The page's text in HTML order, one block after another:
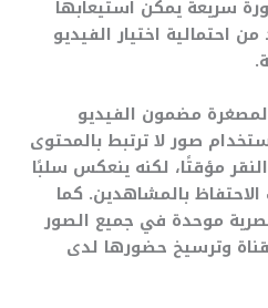
سريعة يمكن استيعابها
احتمالية اختيار الفيديو
مضمون الفيديو
صور لا ترتبط بالمحتوى
مؤقتًا، لكنه ينعكس سلبًا
بالمشاهدين. كما
موحدة في جميع الصور
وترسيخ حضورها لدى